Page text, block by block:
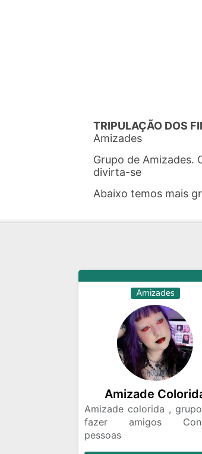
TRIPULAÇÃO DOS
Amizades
Grupo de Amizades.
divirta-se
Abaixo temos mais
Amizades
Amizade
Amizade colorida ,
fazer amigos
pessoas